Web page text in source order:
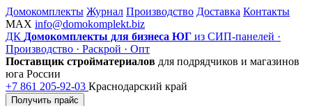
Домокомплекты Журнал Производство Доставка Контакты
MAX info@domokomplekt.biz
ДК Домокомплекты для бизнеса ЮГ из СИП-панелей ·
Производство · Раскрой · Опт
Поставщик стройматериалов для подрядчиков и магазинов
юга России
+7 861 205-92-03 Краснодарский край
Получить прайс